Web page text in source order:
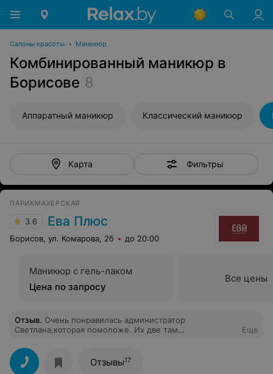
Салоны красоты • Маникюр
Комбинированный маникюр в
Борисове 8
Аппаратный маникюр Классический маникюр
Карта Фильтры
ПАРИКМАХЕРСКАЯ
3.6 Ева Плюс
Борисов, ул. Комарова, 2б до 20:00
Маникюр с гель-лаком
Цена по запросу
Все цены
Отзыв. Очень понравилась администратор
Светлана,которая помоложе. Их две там
доброжелательная,всегда всё расскажет,на любые
вопросы ответит. Очень приятно, когда прихожу и
попадаю в её смену!!!
Еще
Отзывы17